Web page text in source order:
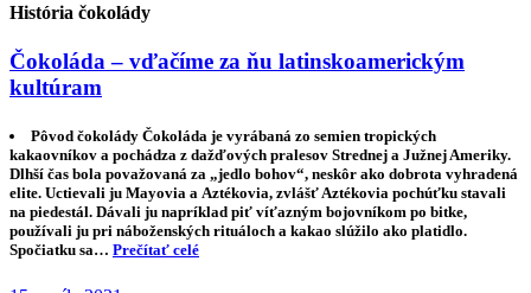
História čokolády
Čokoláda – vďačíme za ňu latinskoamerickým
kultúram
Pôvod čokolády Čokoláda je vyrábaná zo semien tropických
kakaovníkov a pochádza z dažďových pralesov Strednej a Južnej Ameriky.
Dlhší čas bola považovaná za „jedlo bohov“, neskôr ako dobrota vyhradená
elite. Uctievali ju Mayovia a Aztékovia, zvlášť Aztékovia pochúťku stavali
na piedestál. Dávali ju napríklad piť víťazným bojovníkom po bitke,
používali ju pri náboženských rituáloch a kakao slúžilo ako platidlo.
Spočiatku sa… Prečítať celé